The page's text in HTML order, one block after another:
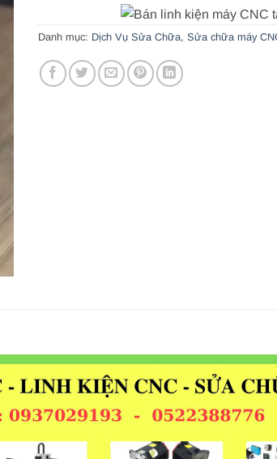
Danh mục: Dịch Vụ Sửa Chữa, Sửa chữa máy